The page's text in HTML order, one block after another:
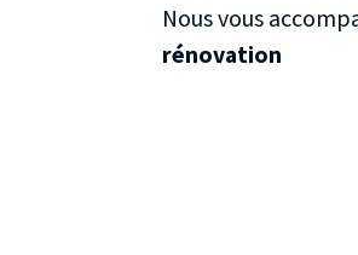
Nous vous
rénovation